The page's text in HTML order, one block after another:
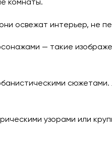
освежат интерьер, не
— такие
узорами или